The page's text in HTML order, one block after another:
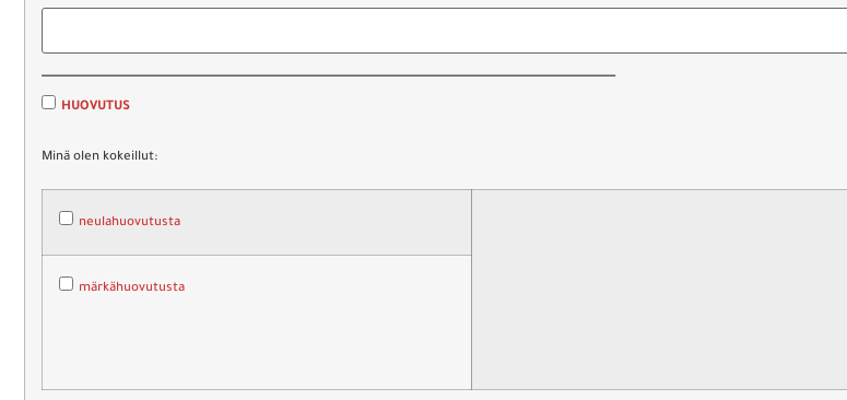
___________________________________________________________________________
HUOVUTUS
Minä olen kokeillut:
neulahuovutusta
märkähuovutusta